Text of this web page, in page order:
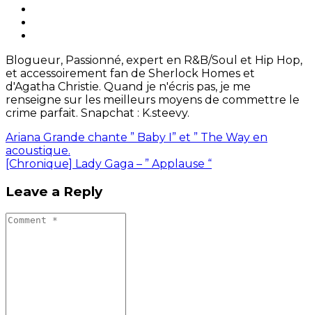
Blogueur, Passionné, expert en R&B/Soul et Hip Hop,
et accessoirement fan de Sherlock Homes et
d'Agatha Christie. Quand je n'écris pas, je me
renseigne sur les meilleurs moyens de commettre le
crime parfait. Snapchat : K.steevy.
Ariana Grande chante ” Baby I” et ” The Way en
acoustique.
[Chronique] Lady Gaga – ” Applause “
Leave a Reply